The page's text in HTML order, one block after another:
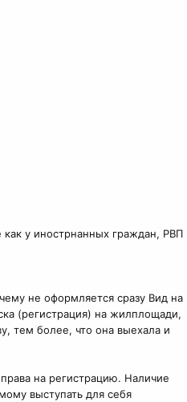
у инострнанных граждан, РВП
не оформляется сразу Вид на
(регистрация) на жилплощади,
тем более, что она выехала и
на регистрацию. Наличие
выступать для себя